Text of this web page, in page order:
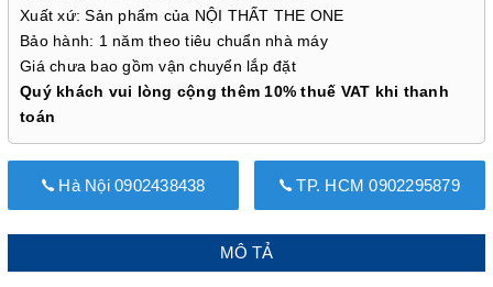
Xuất xứ: Sản phẩm của NỘI THẤT THE ONE
Bảo hành: 1 năm theo tiêu chuẩn nhà máy
Giá chưa bao gồm vận chuyển lắp đặt
Quý khách vui lòng cộng thêm 10% thuế VAT khi thanh
toán
Hà Nội 0902438438 TP. HCM 0902295879
MÔ TẢ